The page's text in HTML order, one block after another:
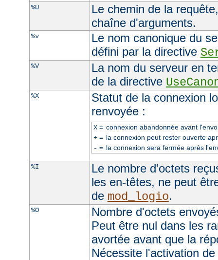
%U
Le chemin de la
chaîne d'arguments.
%v
Le nom canonique du
défini par la directive
%V
La nom du serveur en
de la directive
%X
Statut de la connexion
renvoyée :
X= connexion abandonnée avant
+= la connexion peut rester ouverte
- = la connexion sera fermée après
%I
Le nombre d'octets
les en-têtes, ne peut
de mod_logio.
%O
Nombre d'octets
Peut être nul dans les
avortée avant que la
Nécessite l'activation de